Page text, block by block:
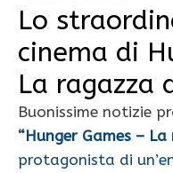
Lo
cinema di
La ragazza
Buonissime notizie
“Hunger Games –
protagonista di